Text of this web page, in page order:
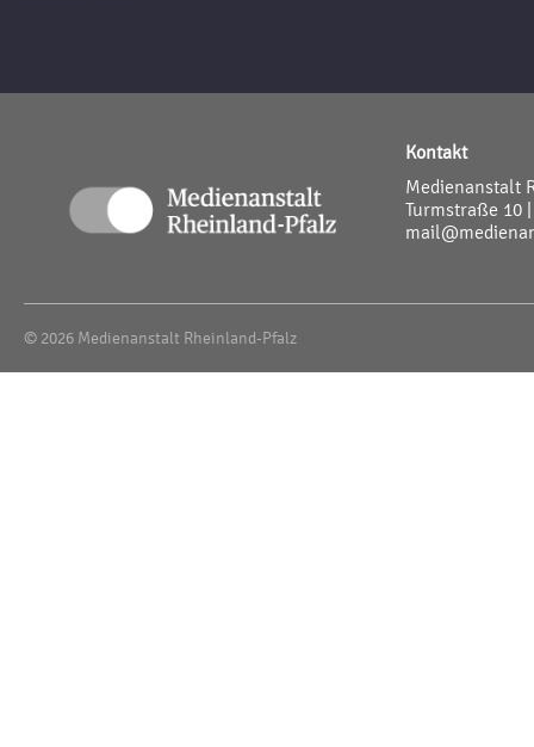
Kontakt
Medienanstalt
Turmstraße 10
© 2026 Medienanstalt Rheinland-Pfalz